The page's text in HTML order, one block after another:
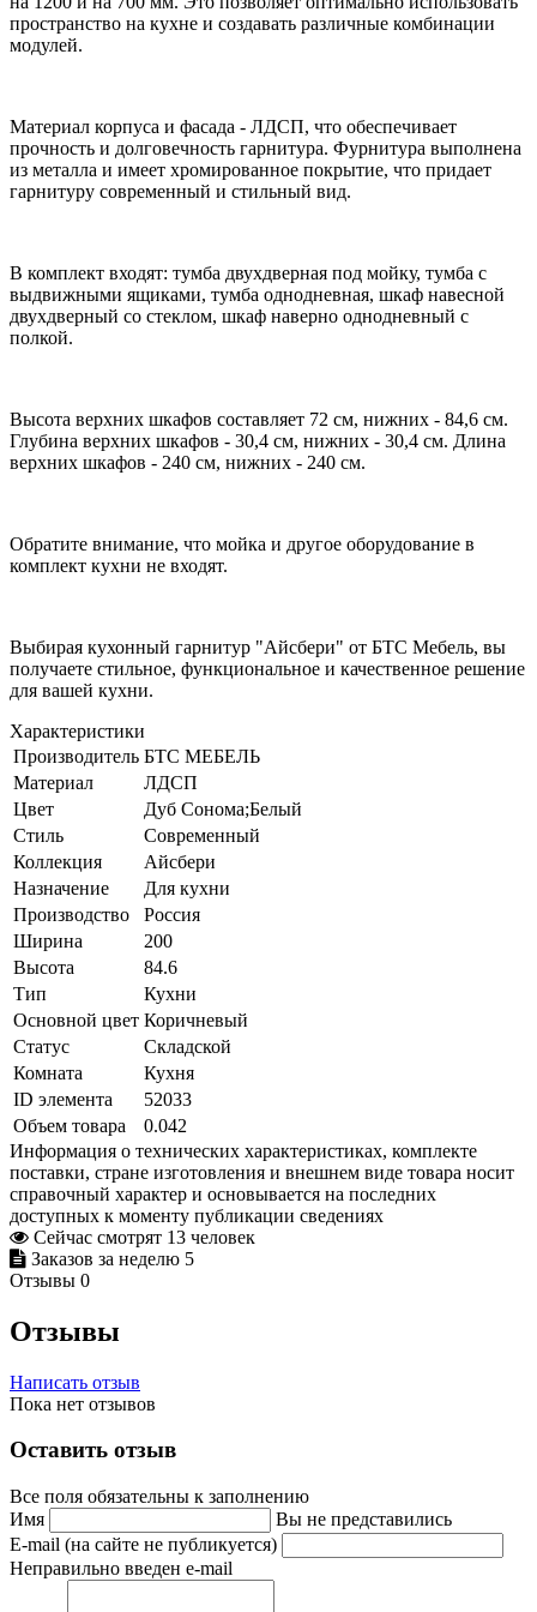
пространство на кухне и создавать различные комбинации
модулей.
Материал корпуса и фасада - ЛДСП, что обеспечивает
прочность и долговечность гарнитура. Фурнитура выполнена
из металла и имеет хромированное покрытие, что придает
гарнитуру современный и стильный вид.
В комплект входят: тумба двухдверная под мойку, тумба с
выдвижными ящиками, тумба однодневная, шкаф навесной
двухдверный со стеклом, шкаф наверно однодневный с
полкой.
Высота верхних шкафов составляет 72 см, нижних - 84,6 см.
Глубина верхних шкафов - 30,4 см, нижних - 30,4 см. Длина
верхних шкафов - 240 см, нижних - 240 см.
Обратите внимание, что мойка и другое оборудование в
комплект кухни не входят.
Выбирая кухонный гарнитур "Айсбери" от БТС Мебель, вы
получаете стильное, функциональное и качественное решение
для вашей кухни.
Характеристики
Производитель БТС МЕБЕЛЬ
Материал
ЛДСП
Цвет
Дуб Сонома;Белый
Стиль
Современный
Коллекция
Айсбери
Назначение
Для кухни
Производство
Россия
Ширина
200
Высота
84.6
Тип
Кухни
Основной цвет Коричневый
Статус
Складской
Комната
Кухня
ID элемента
52033
Объем товара
0.042
Информация о технических характеристиках, комплекте
поставки, стране изготовления и внешнем виде товара носит
справочный характер и основывается на последних
доступных к моменту публикации сведениях
Сейчас смотрят 13 человек
Заказов за неделю 5
Отзывы 0
Отзывы
Написать отзыв
Пока нет отзывов
Оставить отзыв
Все поля обязательны к заполнению
Имя
Вы не представились
E-mail (на сайте не публикуется)
Неправильно введен e-mail